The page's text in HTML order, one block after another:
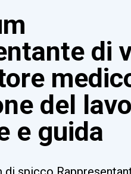
di
del
e guida